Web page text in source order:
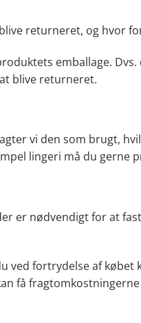
returneret, og hvor
emballage.
blive returneret.
vi den som brugt,
lingeri må du gerne
er nødvendigt for at
fortrydelse af
få